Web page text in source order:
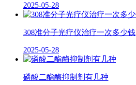
2025-05-28
308准分子光疗仪治疗一次多少钱
2025-05-28
磷酸二酯酶抑制剂有几种